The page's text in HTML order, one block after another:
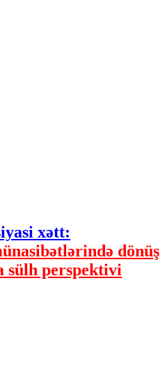
xətt:
dönüş
sülh perspektivi